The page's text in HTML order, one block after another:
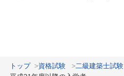
トップ 資格試験 二級建築士試験